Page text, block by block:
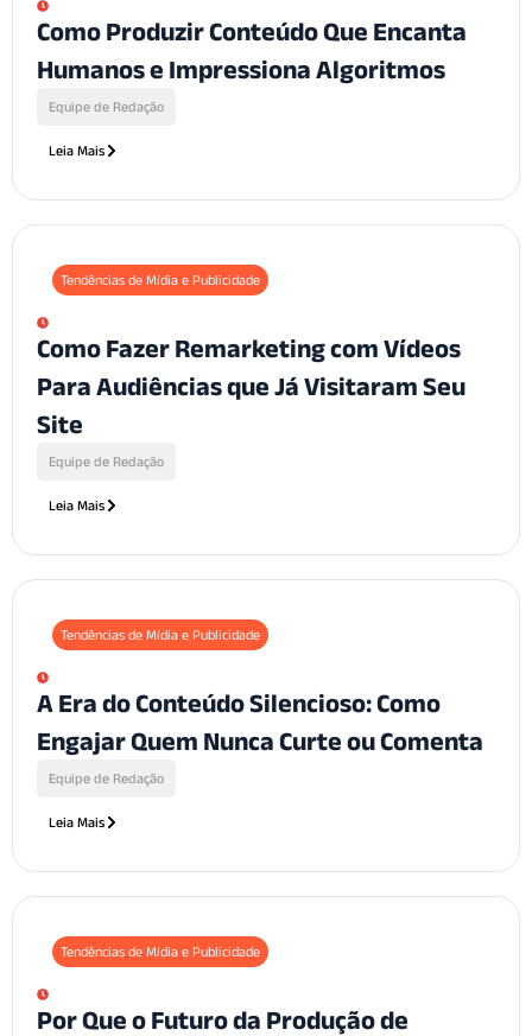
Como Produzir Conteúdo Que Encanta
Humanos e Impressiona Algoritmos
Equipe de Redação
Leia Mais
Tendências de Mídia e Publicidade
Como Fazer Remarketing com Vídeos
Para Audiências que Já Visitaram Seu
Site
Equipe de Redação
Leia Mais
Tendências de Mídia e Publicidade
A Era do Conteúdo Silencioso: Como
Engajar Quem Nunca Curte ou Comenta
Equipe de Redação
Leia Mais
Tendências de Mídia e Publicidade
Por Que o Futuro da Produção de